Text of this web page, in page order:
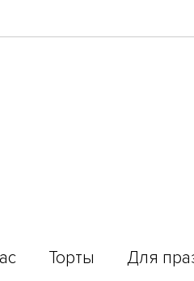
Торты Для